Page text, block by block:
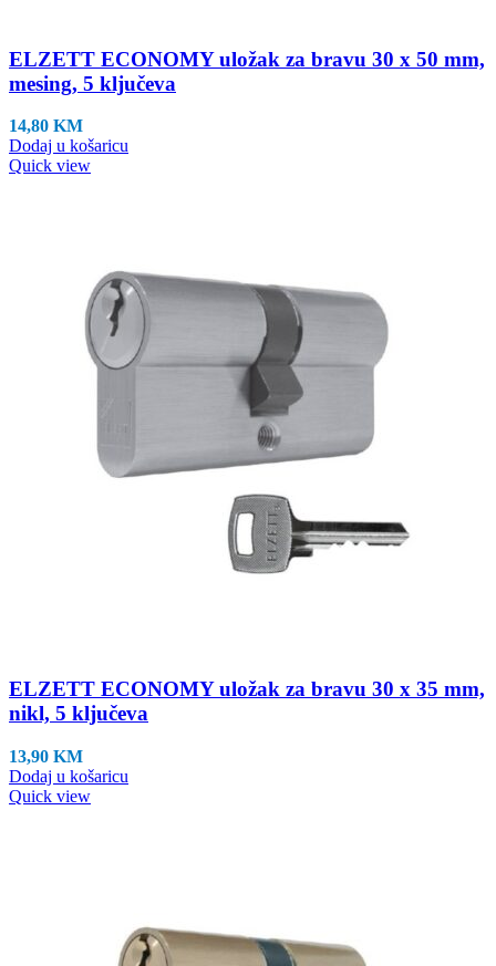
ELZETT ECONOMY uložak za bravu 30 x 50 mm,
mesing, 5 ključeva
14,80 KM
Dodaj u košaricu
Quick view
ELZETT ECONOMY uložak za bravu 30 x 35 mm,
nikl, 5 ključeva
13,90 KM
Dodaj u košaricu
Quick view